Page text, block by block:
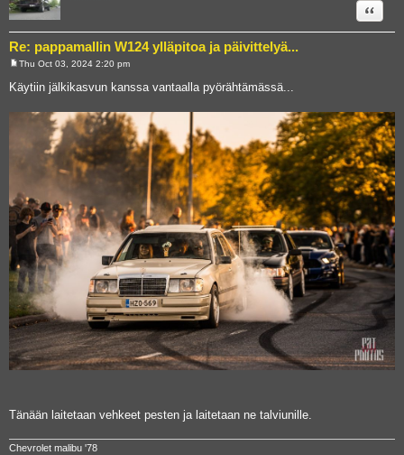
Re: pappamallin W124 ylläpitoa ja päivittelyä...
Quote
o
s
Thu Oct 03, 2024 2:20 pm
Käytiin jälkikasvun kanssa vantaalla pyörähtämässä...
Tänään laitetaan vehkeet pesten ja laitetaan ne talviunille.
Chevrolet malibu '78